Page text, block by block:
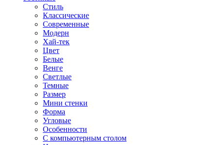
Стиль
Классические
Современные
Модерн
Хай-тек
Цвет
Белые
Венге
Светлые
Темные
Размер
Мини стенки
Форма
Угловые
Особенности
С компьютерным столом